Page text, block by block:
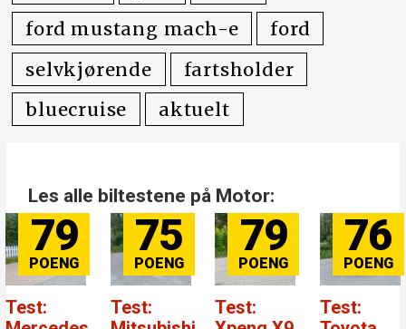
ford mustang mach-e
ford
selvkjørende
fartsholder
bluecruise
aktuelt
Les alle biltestene på Motor:
75
Test:
79
Test:
76
Test:
Test: